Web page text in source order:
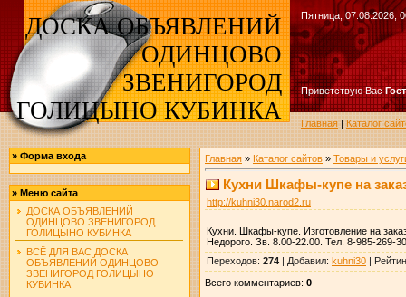
ДОСКА ОБЪЯВЛЕНИЙ
ОДИНЦОВО
ЗВЕНИГОРОД
ГОЛИЦЫНО КУБИНКА
Пятница, 07.08.2026,
Приветствую Вас
Главная|Каталог
» Форма входа
» Меню сайта
ДОСКА ОБЪЯВЛЕНИЙ
ОДИНЦОВО ЗВЕНИГОРОД
ГОЛИЦЫНО КУБИНКА
ВСЁ ДЛЯ ВАС ДОСКА
ОБЪЯВЛЕНИЙ ОДИНЦОВО
ЗВЕНИГОРОД ГОЛИЦЫНО
КУБИНКА
Главная» Каталог сайтов» Товары и
Кухни Шкафы-купе на
http://kuhni30.narod2.ru
Кухни. Шкафы-купе. Изготовление на
Недорого. Зв. 8.00-22.00. Тел. 8-985-269-
Переходов: 274| Добавил: kuhni30|
Всего комментариев: 0